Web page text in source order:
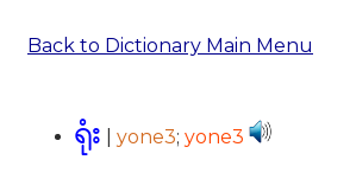
Back to Dictionary Main Menu
ရုံး yone3; yone3